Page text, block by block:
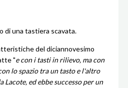
di una tastiera scavata.
del diciannovesimo
"e con i tasti in rilievo, ma con
lo spazio tra un tasto e l'altro
ed ebbe successo per un